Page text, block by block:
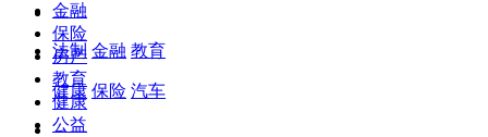
法制 金融 教育
健康 保险 汽车
金融
保险
房产
教育
健康
公益